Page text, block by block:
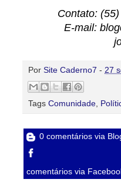
Contato:
E-mail:
Por Site Caderno7 - 27
Tags Comunidade
0 comentários via
comentários via